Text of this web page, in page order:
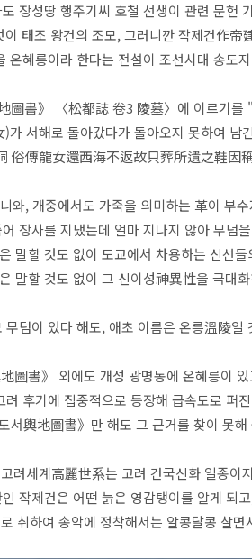
장성땅 행주기씨 호철 선생이 관련 문헌
태조 왕건의 조모, 그러니깐 작제건作帝
온혜릉이라 한다는 전설이 조선시대 송도
圖書》 〈松都誌 卷3 陵墓〉에 이르기
가 서해로 돌아갔다가 돌아오지 못하여 남
俗傳龍女還西海不返故只葬所遺之鞋因
와, 개중에서도 가죽을 의미하는 革이 부
장사를 지냈는데 얼마 지나지 않아 무덤
말할 것도 없이 도교에서 차용하는 신선
말할 것도 없이 그 신이성神異性을 극대
무덤이 있다 해도, 애초 이름은 온릉溫陵일
圖書》 외에도 개성 광명동에 온혜릉이
후기에 집중적으로 등장해 급속도로 퍼
서輿地圖書》만 해도 그 근거를 찾이 못
려세계高麗世系는 고려 건국신화 일종
작제건은 어떤 늙은 영감탱이를 알게 되
취하여 송악에 정착해서는 알콩달콩 살면